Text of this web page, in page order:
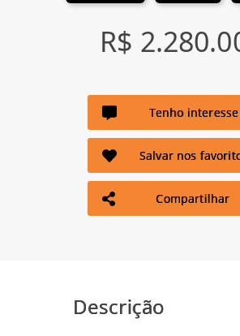
R$
Tenho interesse
Salvar nos
Compartilhar
Descrição